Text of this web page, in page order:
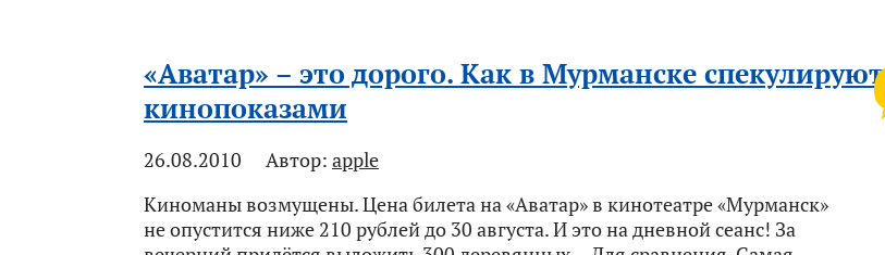
«Аватар» – это дорого. Как в Мурманске спекулируют
кинопоказами
26.08.2010 Автор: apple
Киноманы возмущены. Цена билета на «Аватар» в кинотеатре «Мурманск»
не опустится ниже 210 рублей до 30 августа. И это на дневной сеанс! За